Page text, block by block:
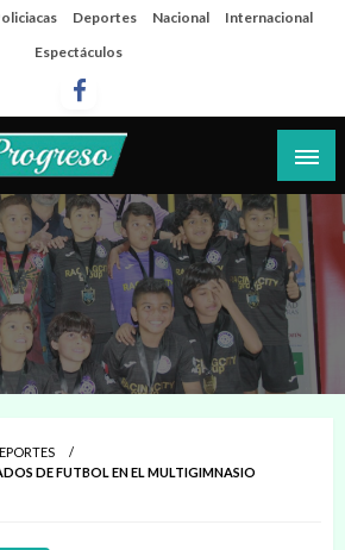
Deportes Nacional
Internacional
Espectáculos
a día del puerto
DE FUTBOL EN EL MULTIGIMNASIO